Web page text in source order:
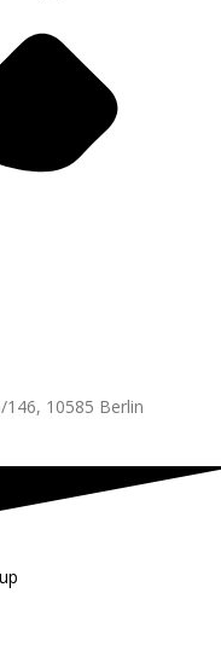
10585 Berlin